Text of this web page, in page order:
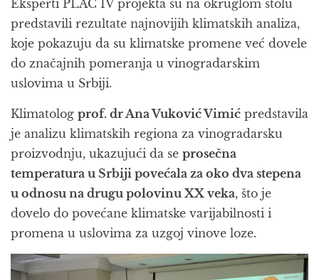
Eksperti PLAC IV projekta su na okruglom stolu
predstavili rezultate najnovijih klimatskih analiza,
koje pokazuju da su klimatske promene već dovele
do značajnih pomeranja u vinogradarskim
uslovima u Srbiji.
Klimatolog prof. dr Ana Vuković Vimić predstavila
je analizu klimatskih regiona za vinogradarsku
proizvodnju, ukazujući da se prosečna
temperatura u Srbiji povećala za oko dva stepena
u odnosu na drugu polovinu XX veka, što je
dovelo do povećane klimatske varijabilnosti i
promena u uslovima za uzgoj vinove loze.